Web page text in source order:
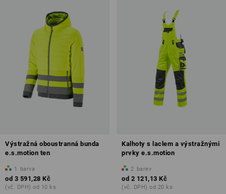
Výstražná oboustranná bunda
e.s.motion ten
1 barva
od 3 591,28 Kč
(vč. DPH) od 10 ks
Kalhoty s laclem a výstražnými
prvky e.s.motion
2 barev
od 2 121,13 Kč
(vč. DPH) od 20 ks